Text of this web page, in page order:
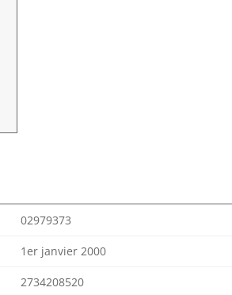
02979373
1er janvier 2000
2734208520